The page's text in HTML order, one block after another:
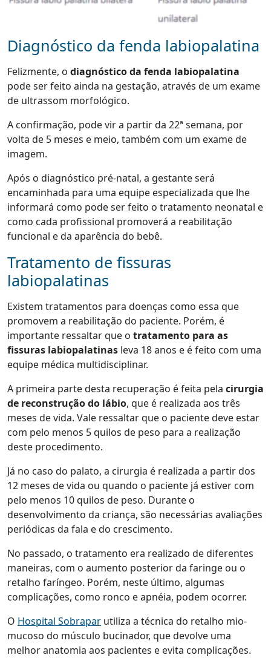
Diagnóstico da fenda labiopalatina
Felizmente, o diagnóstico da fenda labiopalatina
pode ser feito ainda na gestação, através de um exame
de ultrassom morfológico.
A confirmação, pode vir a partir da 22ª semana, por
volta de 5 meses e meio, também com um exame de
imagem.
Após o diagnóstico pré-natal, a gestante será
encaminhada para uma equipe especializada que lhe
informará como pode ser feito o tratamento neonatal e
como cada profissional promoverá a reabilitação
funcional e da aparência do bebê.
Tratamento de fissuras
labiopalatinas
Existem tratamentos para doenças como essa que
promovem a reabilitação do paciente. Porém, é
importante ressaltar que o tratamento para as
fissuras labiopalatinas leva 18 anos e é feito com uma
equipe médica multidisciplinar.
A primeira parte desta recuperação é feita pela cirurgia
de reconstrução do lábio, que é realizada aos três
meses de vida. Vale ressaltar que o paciente deve estar
com pelo menos 5 quilos de peso para a realização
deste procedimento.
Já no caso do palato, a cirurgia é realizada a partir dos
12 meses de vida ou quando o paciente já estiver com
pelo menos 10 quilos de peso. Durante o
desenvolvimento da criança, são necessárias avaliações
periódicas da fala e do crescimento.
No passado, o tratamento era realizado de diferentes
maneiras, com o aumento posterior da faringe ou o
retalho faríngeo. Porém, neste último, algumas
complicações, como ronco e apnéia, podem ocorrer.
O Hospital Sobrapar utiliza a técnica do retalho mio-
mucoso do músculo bucinador, que devolve uma
melhor anatomia aos pacientes e evita complicações.